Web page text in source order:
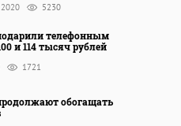
2020 5230
телефонным
и 114 тысяч рублей
1721
обогащать